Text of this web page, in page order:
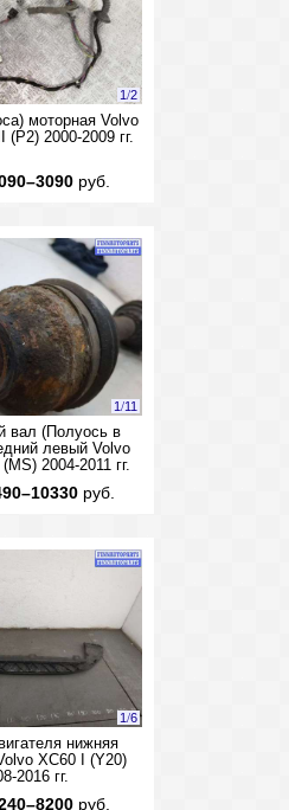
1/2
моторная Volvo
(P2) 2000-2009 гг.
руб.
1/11
вал (Полуось в
левый Volvo
2004-2011 гг.
руб.
1/6
нижняя
XC60 I (Y20)
2016 гг.
руб.